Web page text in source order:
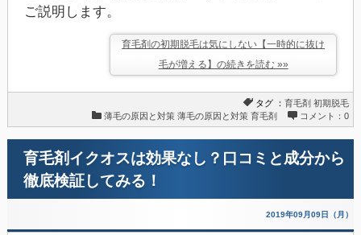
ご説明します。
育毛剤の初期脱毛は気にしない【一時的に抜け
毛が増える】の続きを読む »»
タグ ：育毛剤 初期脱毛
薄毛の原因と対策 薄毛の原因と対策 育毛剤 コメント：0
育毛剤イクオスは効果なし？口コミと成分から
徹底検証してみる！
2019年09月09日（月）